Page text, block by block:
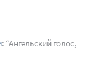
: “Ангельский голос,